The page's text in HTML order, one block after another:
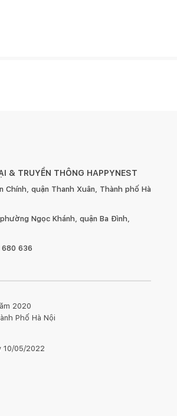
vít nhỏ và tua vít để lắp phần tay cầm và nắp
nếu có lỗi từ nhà sản xuất.
tháng.
& TRUYỀN THÔNG HAPPYNEST
Chính, quận Thanh Xuân, Thành phố Hà
Ngọc Khánh, quận Ba Đình,
636
2020
Phố Hà Nội
10/05/2022